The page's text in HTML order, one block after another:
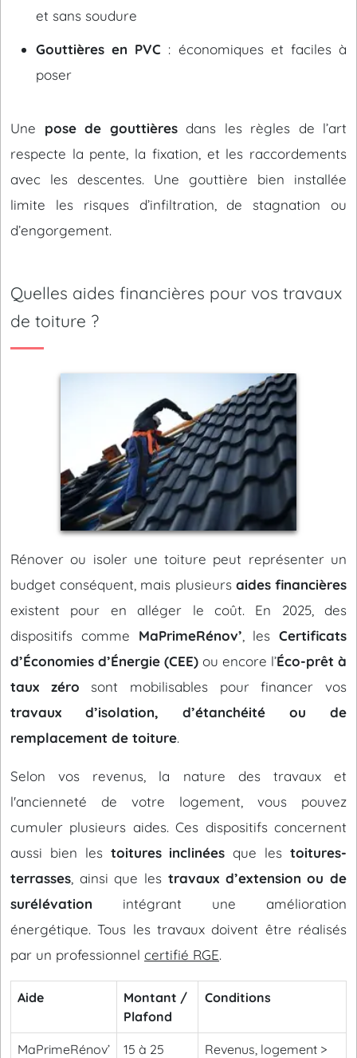
et sans soudure
Gouttières en PVC : économiques et faciles à
poser
Une pose de gouttièresdans les règles de l’art
respecte la pente, la fixation, et les raccordements
avec les descentes. Une gouttière bien installée
limite les risques d’infiltration, de stagnation ou
d’engorgement.
Quelles aides financières pour vos travaux
de toiture ?
Rénover ou isoler une toiture peut représenter un
budget conséquent, mais plusieurs aides financières
existent pour en alléger le coût. En 2025, des
dispositifs comme MaPrimeRénov’ , les Certificats
d’Économies d’Énergie (CEE) ou encore l’Éco-prêt à
taux zéro sont mobilisables pour financer vos
travaux d’isolation, d’étanchéité ou de
remplacement de toiture.
Selon vos revenus, la nature des travaux et
l'ancienneté de votre logement, vous pouvez
cumuler plusieurs aides. Ces dispositifs concernent
aussi bien les toitures inclinées que lestoitures-
terrasses , ainsi que les travaux d’extension ou de
surélévation intégrant une amélioration
énergétique. Tous les travaux doivent être réalisés
par un professionnel certifié RGE.
Aide
Montant /
Plafond
Conditions
MaPrimeRénov’
15 à 25
Revenus, logement >